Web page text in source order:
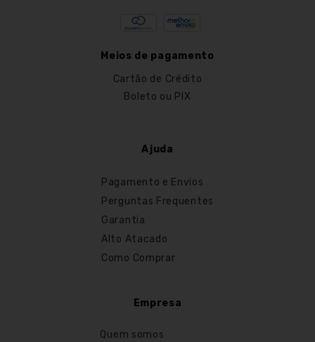
Meios de pagamento
Cartão de Crédito
Boleto ou PIX
Ajuda
Pagamento e Envios
Perguntas Frequentes
Garantia
Alto Atacado
Como Comprar
Empresa
Quem somos